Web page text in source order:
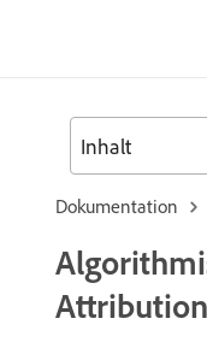
Dokumentation
Inhalt